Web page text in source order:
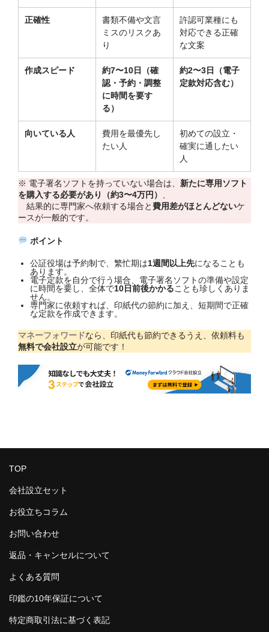
正確性
書類不備や文言
ミスのリスクあ
り
許認可業種にも
対応できる正確
な文案
作成スピード
約7〜10日（確
認・予約・調整
に時間を要す
る）
約2〜3日（電子
定款対応含む）
向いている人
費用を最優先し
たい人
初めての設立・
確実に通したい
人
※ 電子署名ソフトを持っていない場合は、 新たに専用ソフト
を購入する必要があり（約3〜4万円）
結果的に専門家へ依頼する場合と費用差がほとんどないケ
ースが一般的です。
ポイント
公証役場は予約制で、繁忙期は1週間以上先になることも
あります。
電子定款を自分で行う場合、電子署名ソフトの準備や設定
に時間を要し、全体で10日前後かかることも珍しくありま
せん。
専門家に依頼すれば、印紙代の節約に加え、短期間で正確
な定款を作成できます。
マネーフォワードなら、印紙代も節約できるうえ、依頼料も
無料で会社設立が可能です！
TOP
会社設立セット
お役立ちコラム
お問い合わせ
返品・キャンセルについて
よくある質問
印鑑の10年保証について
特定商取引法に基づく表記